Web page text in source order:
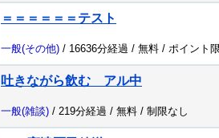
＝＝＝＝＝＝テスト
一般(その他) / 16636分経過 / 無料 / ポイント
吐きながら飲む アル中
一般(雑談) / 219分経過 / 無料 / 制限なし